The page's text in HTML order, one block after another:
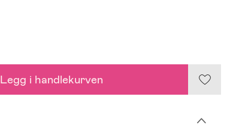
Legg i handlekurven